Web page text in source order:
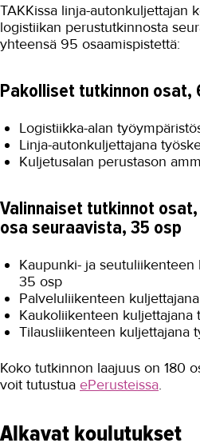
TAKKissa linja-autonkuljettajan
logistiikan perustutkinnosta
yhteensä 95 osaamispistettä:
Pakolliset tutkinnon osat,
Logistiikka-alan
Linja-autonkuljettajana
Kuljetusalan perustason
Valinnaiset tutkinnot
osa seuraavista, 35 osp
Kaupunki- ja
35 osp
Palveluliikenteen
Kaukoliikenteen kuljettajana
Tilausliikenteen kuljettajana
Koko tutkinnon laajuus on 180
voit tutustua ePerusteissa.
Alkavat koulutukset